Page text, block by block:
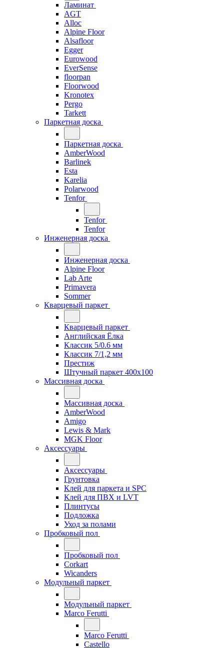
Ламинат
AGT
Alloc
Alpine Floor
Alsafloor
Egger
Eurowood
EverSense
floorpan
Floorwood
Kronotex
Pergo
Tarkett
Паркетная доска
Паркетная доска
AmberWood
Barlinek
Esta
Karelia
Polarwood
Tenfor
Tenfor
Tenfor
Инженерная доска
Инженерная доска
Alpine Floor
Lab Arte
Primavera
Sommer
Кварцевый паркет
Кварцевый паркет
Английская Ёлка
Классик 5/0.6 мм
Классик 7/1,2 мм
Престиж
Штучный паркет 400x100
Массивная доска
Массивная доска
AmberWood
Amigo
Lewis & Mark
MGK Floor
Аксессуары
Аксессуары
Грунтовка
Клей для паркета и SPC
Клей для ПВХ и LVT
Плинтусы
Подложка
Уход за полами
Пробковый пол
Пробковый пол
Corkart
Wicanders
Модульный паркет
Модульный паркет
Marco Ferutti
Marco Ferutti
Castello